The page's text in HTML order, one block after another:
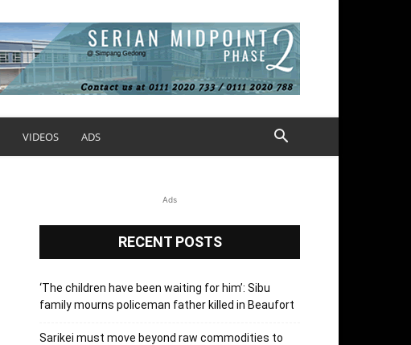
VIDEOS ADS
Ads
RECENT POSTS
‘The children have been waiting for him’: Sibu
family mourns policeman father killed in Beaufort
Sarikei must move beyond raw commodities to